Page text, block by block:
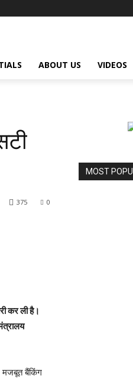
ABOUT US VIDEOS
0
375
कर ली है।
मजबूत बैंकिंग
MOST